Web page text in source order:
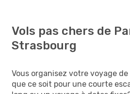
Vols pas chers de
Strasbourg
Vous organisez votre voyage
que ce soit pour une courte